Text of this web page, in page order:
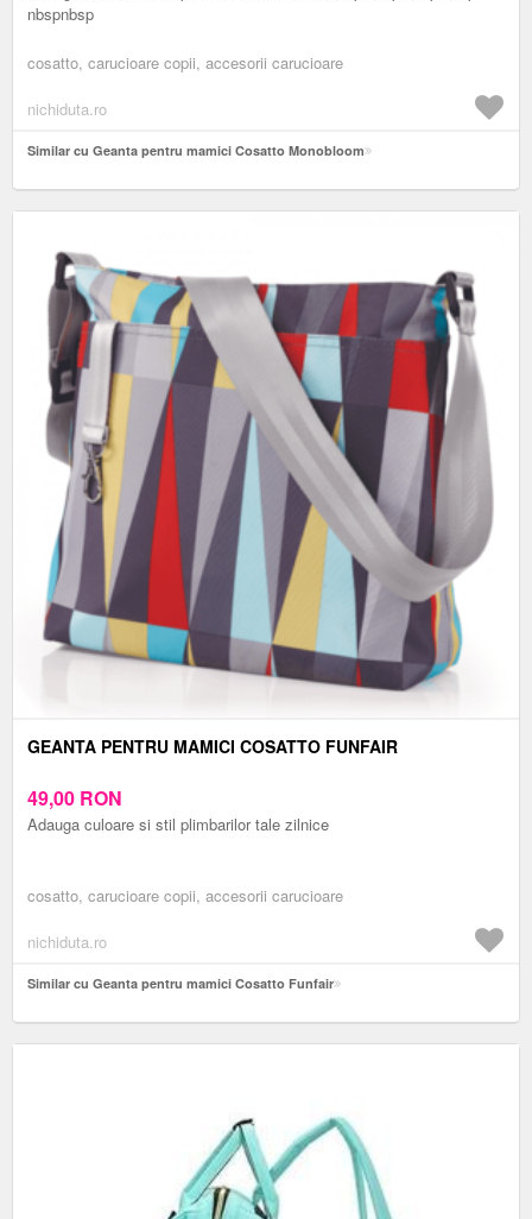
nbspnbsp
cosatto, carucioare copii, accesorii carucioare
nichiduta.ro
Similar cu Geanta pentru mamici Cosatto Monobloom
GEANTA PENTRU MAMICI COSATTO FUNFAIR
49,00 RON
Adauga culoare si stil plimbarilor tale zilnice
cosatto, carucioare copii, accesorii carucioare
nichiduta.ro
Similar cu Geanta pentru mamici Cosatto Funfair